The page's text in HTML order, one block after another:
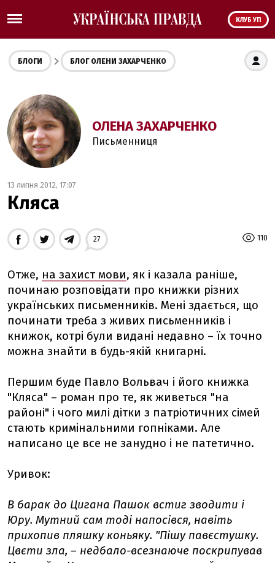
КЛУБ УП
БЛОГИ БЛОГ ОЛЕНИ ЗАХАРЧЕНКО
ОЛЕНА ЗАХАРЧЕНКО
Письменниця
13 липня 2012, 17:07
Кляса
110
27
Отже, на захист мови, як і казала раніше,
починаю розповідати про книжки різних
українських письменників. Мені здається, що
починати треба з живих письменників і
книжок, котрі були видані недавно – їх точно
можна знайти в будь-якій книгарні.
Першим буде Павло Вольвач і його книжка
"Кляса" – роман про те, як живеться "на
районі" і чого милі дітки з патріотичних сімей
стають кримінальними гопніками. Але
написано це все не занудно і не патетично.
Уривок:
В барак до Цигана Пашок встиг зводити і
Юру. Мутний сам тоді напосівся, навіть
прихопив пляшку коньяку. "Пішу павєстушку.
Цвєти зла, – недбало-всезнаюче поскрипував